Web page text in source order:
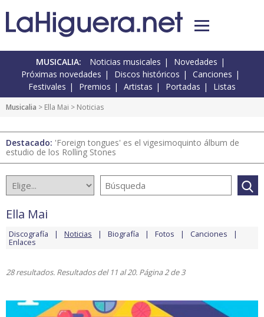
MUSICALIA: Noticias musicales
Novedades
Próximas novedades
Discos históricos
Canciones
Festivales
Premios Artistas Portadas Listas
Musicalia > Ella Mai > Noticias
Destacado: 'Foreign tongues' es el vigesimoquinto álbum de
estudio de los Rolling Stones
Ella Mai
Discografía Noticias Biografía Fotos Canciones
Enlaces
28 resultados. Resultados del 11 al 20. Página 2 de 3